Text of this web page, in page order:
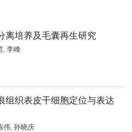
离培养及毛囊再生研究
, 李峰
组织表皮干细胞定位与表达
伟, 孙晓庆